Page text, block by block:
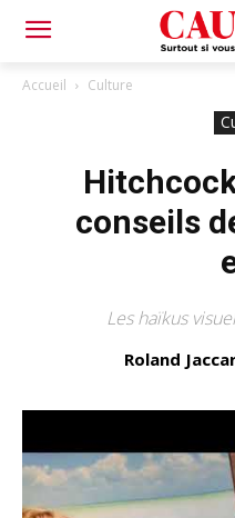
Accueil Culture
conseils
Les haïkus
Roland